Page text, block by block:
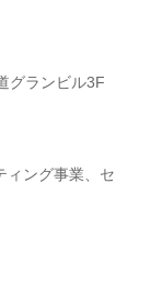
グランビル3F
ィング事業、セ